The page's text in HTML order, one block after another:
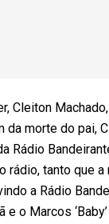
Cleiton
da morte do pai,
Rádio
rádio, tanto que a
a Rádio
e o Marcos